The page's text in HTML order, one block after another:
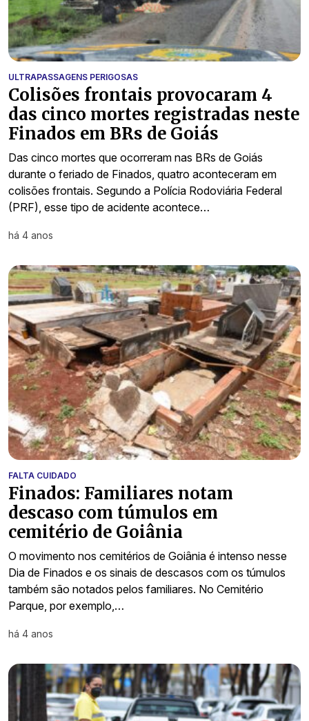
ULTRAPASSAGENS PERIGOSAS
Colisões frontais provocaram 4
das cinco mortes registradas neste
Finados em BRs de Goiás
Das cinco mortes que ocorreram nas BRs de Goiás
durante o feriado de Finados, quatro aconteceram em
colisões frontais. Segundo a Polícia Rodoviária Federal
(PRF), esse tipo de acidente acontece…
há 4 anos
FALTA CUIDADO
Finados: Familiares notam
descaso com túmulos em
cemitério de Goiânia
O movimento nos cemitérios de Goiânia é intenso nesse
Dia de Finados e os sinais de descasos com os túmulos
também são notados pelos familiares. No Cemitério
Parque, por exemplo,…
há 4 anos